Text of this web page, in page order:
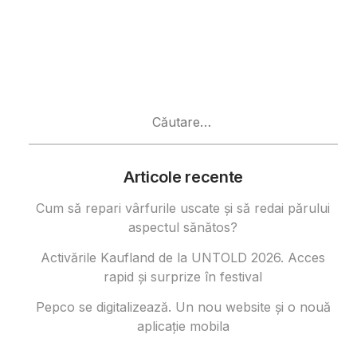
Articole recente
Cum să repari vârfurile uscate și să redai părului
aspectul sănătos?
Activările Kaufland de la UNTOLD 2026. Acces
rapid și surprize în festival
Pepco se digitalizează. Un nou website și o nouă
aplicație mobila